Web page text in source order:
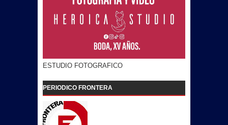
ESTUDIO FOTOGRAFICO
PERIODICO FRONTERA